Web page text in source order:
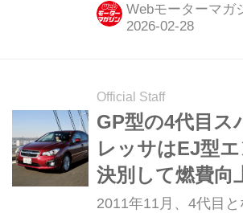
ュリエッタ」が復活し
魅力を盛り込んでいた
陸間もなく開催され
様を振り返ってみよ
記は、Motor
り）
Webモーターマガ
Official Staff
GP型の4代目ス
レッサはEJ型
決別して燃費向
も大きく改善さ
2011年11月、4代目